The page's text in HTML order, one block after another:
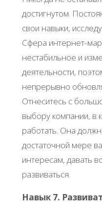
достигнутом.
свои навыки,
Сфера интернет-
нестабильное и
деятельности,
непрерывно
Отнеситесь с
выбору компании, в
работать. Она
достаточной мере
интересам, давать
развиваться.
Навык 7.